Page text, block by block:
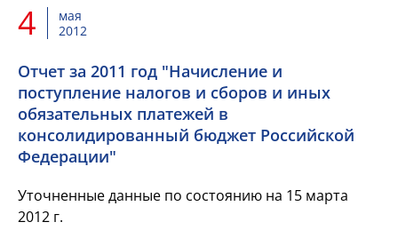
4
мая
2012
Отчет за 2011 год "Начисление и
поступление налогов и сборов и иных
обязательных платежей в
консолидированный бюджет Российской
Федерации"
Уточненные данные по состоянию на 15 марта
2012 г.